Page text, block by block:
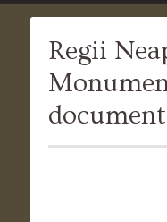
Regii